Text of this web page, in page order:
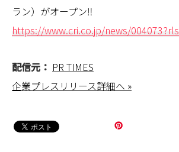
ラン）がオープン‼
https://www.cri.co.jp/news/004073?rls
配信元： PR TIMES
企業プレスリリース詳細へ »